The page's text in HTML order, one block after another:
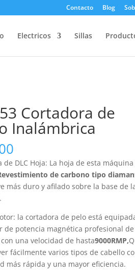
Contacto Blog
Electricos Sillas
Cortadora de
Inalámbrica
de DLC Hoja: La hoja de esta máquina
de carbono tipo
más duro y afilado sobre la base de
la cortadora de pelo está
de potencia magnética profesional
una velocidad de hasta9000RMP,
fácilmente varios tipos de cabello
más rápida y una mayor eficiencia.